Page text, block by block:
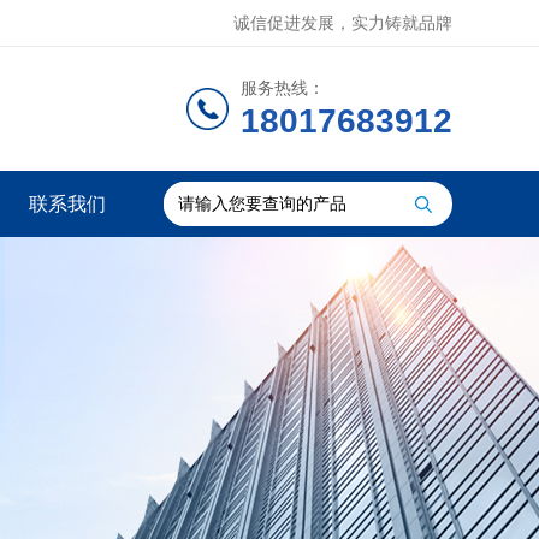
诚信促进发展，实力铸就品牌
服务热线：
18017683912
联系我们